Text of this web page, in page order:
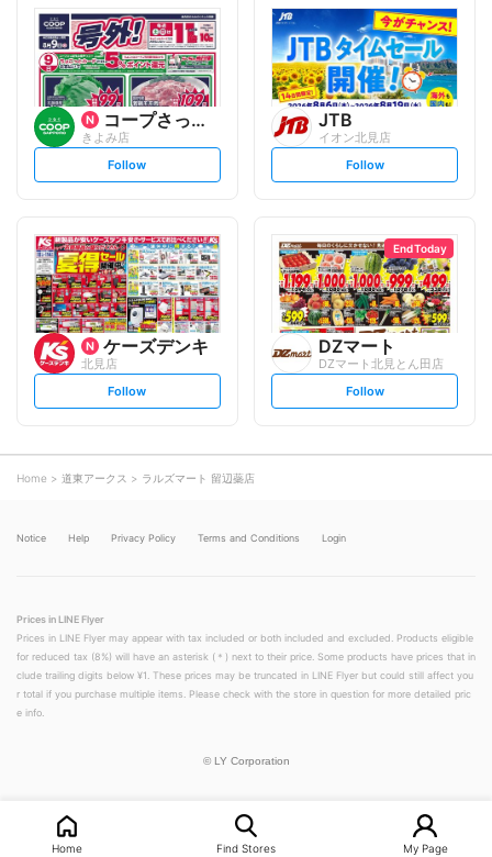
o
w
l
w
コープさっぽろ
きよみ店
s
t
l
o
w
Follow
JTB
イオン北見店
s
t
o
w
Follow
ケーズデンキ
北見店
s
t
o
w
Follow
End Today
DZマート
DZマート北見とん田店
s
t
Follow
Home 道東アークス ラルズマート 留辺蘂店
Notice Help Privacy Policy Terms and Conditions Login
Prices in LINE Flyer
Prices in LINE Flyer may appear with tax included or both included and excluded. Products eligible
for reduced tax (8%) will have an asterisk (＊) next to their price. Some products have prices that in
clude trailing digits below ¥1. These prices may be truncated in LINE Flyer but could still affect you
r total if you purchase multiple items. Please check with the store in question for more detailed pric
e info.
© LY Corporation
Home Find Stores My Page